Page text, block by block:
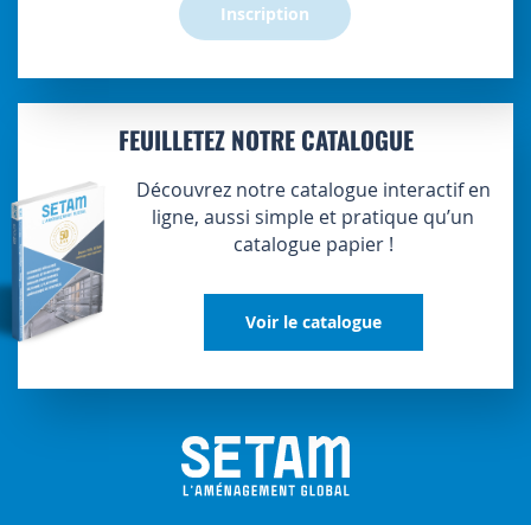
Inscription
FEUILLETEZ NOTRE CATALOGUE
Découvrez notre catalogue interactif en
ligne, aussi simple et pratique qu’un
catalogue papier !
Voir le catalogue